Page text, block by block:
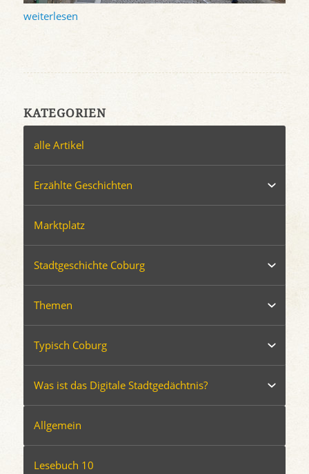
weiterlesen
KATEGORIEN
alle Artikel
Erzählte Geschichten
Marktplatz
Stadtgeschichte Coburg
Themen
Typisch Coburg
Was ist das Digitale Stadtgedächtnis?
Allgemein
Lesebuch 10